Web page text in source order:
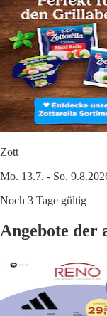
Zott
Mo. 13.7. - So.
Noch 3 Tage gültig
Angebote der